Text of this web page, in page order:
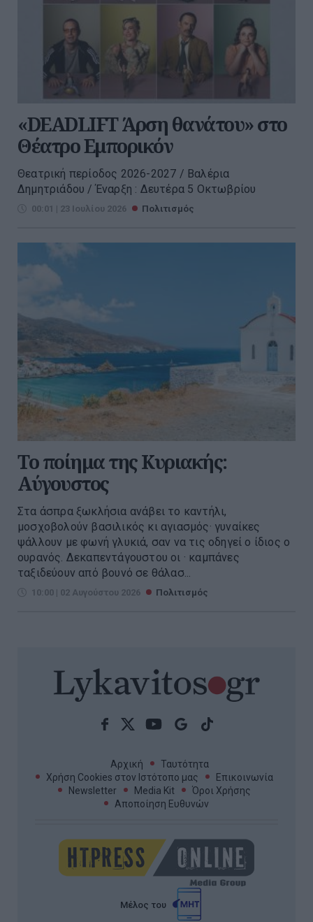
«DEADLIFT Άρση θανάτου» στο
Θέατρο Εμπορικόν
Θεατρική περίοδος 2026-2027 / Βαλέρια
Δημητριάδου / Έναρξη : Δευτέρα 5 Οκτωβρίου
00:01 | 23 Ιουλίου 2026 Πολιτισμός
Το ποίημα της Κυριακής:
Αύγουστος
Στα άσπρα ξωκλήσια ανάβει το καντήλι,
μοσχοβολούν βασιλικός κι αγιασμός· γυναίκες
ψάλλουν με φωνή γλυκιά, σαν να τις οδηγεί ο ίδιος ο
ουρανός. Δεκαπεντάγουστου οι · καμπάνες
ταξιδεύουν από βουνό σε θάλασ...
10:00 | 02 Αυγούστου 2026 Πολιτισμός
Αρχική
Ταυτότητα
Χρήση Cookies στον Ιστότοπο μας
Επικοινωνία
Newsletter
Media Kit
Όροι Χρήσης
Αποποίηση Ευθυνών
Μέλος του